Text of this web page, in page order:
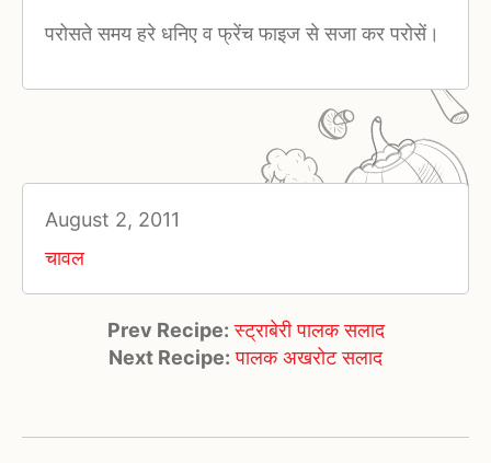
परोसते समय हरे धनिए व फ्रेंच फाइज से सजा कर परोसें।
August 2, 2011
चावल
Prev Recipe: स्ट्राबेरी पालक सलाद
Next Recipe: पालक अखरोट सलाद